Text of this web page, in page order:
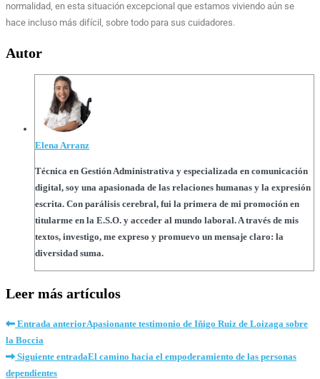
normalidad, en esta situación excepcional que estamos viviendo aún se
hace incluso más difícil, sobre todo para sus cuidadores.
Autor
Elena Arranz
Técnica en Gestión Administrativa y especializada en comunicación
digital, soy una apasionada de las relaciones humanas y la expresión
escrita. Con parálisis cerebral, fui la primera de mi promoción en
titularme en la E.S.O. y acceder al mundo laboral. A través de mis
textos, investigo, me expreso y promuevo un mensaje claro: la
diversidad suma.
Leer más artículos
Entrada anteriorApasionante testimonio de Iñigo Ruiz de Loizaga sobre
la Boccia
Siguiente entradaEl camino hacia el empoderamiento de las personas
dependientes